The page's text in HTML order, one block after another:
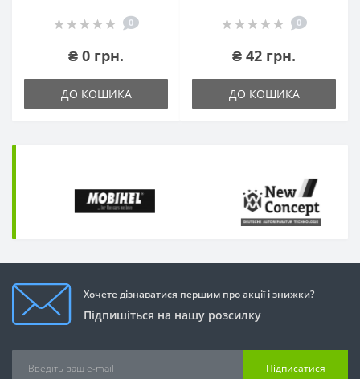
0
₴ 0 грн.
ДО КОШИКА
0
₴ 42 грн.
ДО КОШИКА
Хочете дізнаватися першим про акції і знижки?
Підпишіться на нашу розсилку
Підписатися